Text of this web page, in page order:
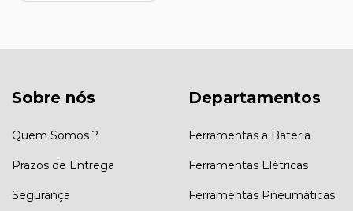
Sobre nós
Quem Somos ?
Prazos de Entrega
Segurança
Departamentos
Ferramentas a Bateria
Ferramentas Elétricas
Ferramentas Pneumáticas